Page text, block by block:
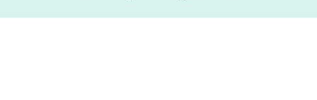
Közegészségügy És Biztonság Sebészet És